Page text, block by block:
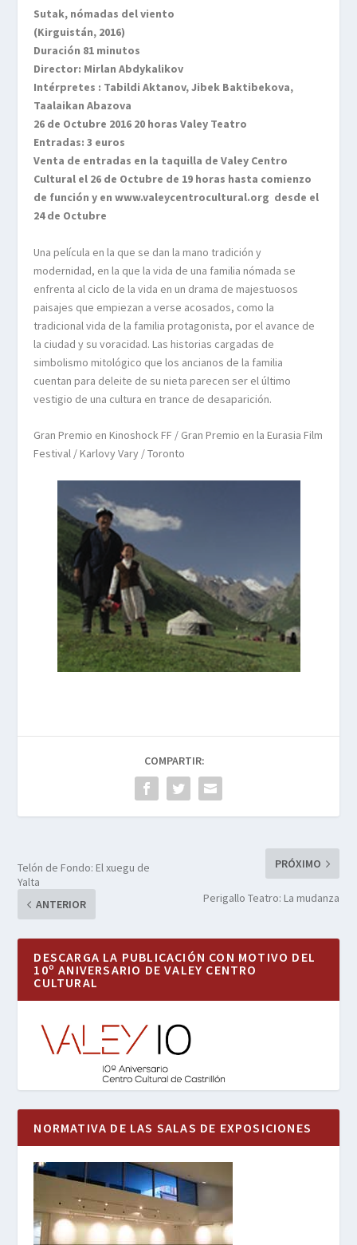
Sutak, nómadas del viento
(Kirguistán, 2016)
Duración 81 minutos
Director: Mirlan Abdykalikov
Intérpretes : Tabildi Aktanov, Jibek Baktibekova,
Taalaikan Abazova
26 de Octubre 2016 20 horas Valey Teatro
Entradas: 3 euros
Venta de entradas en la taquilla de Valey Centro
Cultural el 26 de Octubre de 19 horas hasta comienzo
de función y en www.valeycentrocultural.org desde el
24 de Octubre
Una película en la que se dan la mano tradición y
modernidad, en la que la vida de una familia nómada se
enfrenta al ciclo de la vida en un drama de majestuosos
paisajes que empiezan a verse acosados, como la
tradicional vida de la familia protagonista, por el avance de
la ciudad y su voracidad. Las historias cargadas de
simbolismo mitológico que los ancianos de la familia
cuentan para deleite de su nieta parecen ser el último
vestigio de una cultura en trance de desaparición.
Gran Premio en Kinoshock FF / Gran Premio en la Eurasia Film
Festival / Karlovy Vary / Toronto
COMPARTIR:
Telón de Fondo: El xuegu de
Yalta
ANTERIOR
PRÓXIMO
Perigallo Teatro: La mudanza
DESCARGA LA PUBLICACIÓN CON MOTIVO DEL
10º ANIVERSARIO DE VALEY CENTRO
CULTURAL
NORMATIVA DE LAS SALAS DE EXPOSICIONES